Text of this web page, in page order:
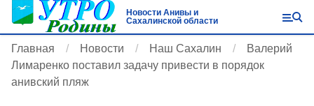
Новости Анивы и
Сахалинской области
Главная Новости Наш Сахалин
Валерий
Лимаренко поставил задачу привести в порядок
анивский пляж